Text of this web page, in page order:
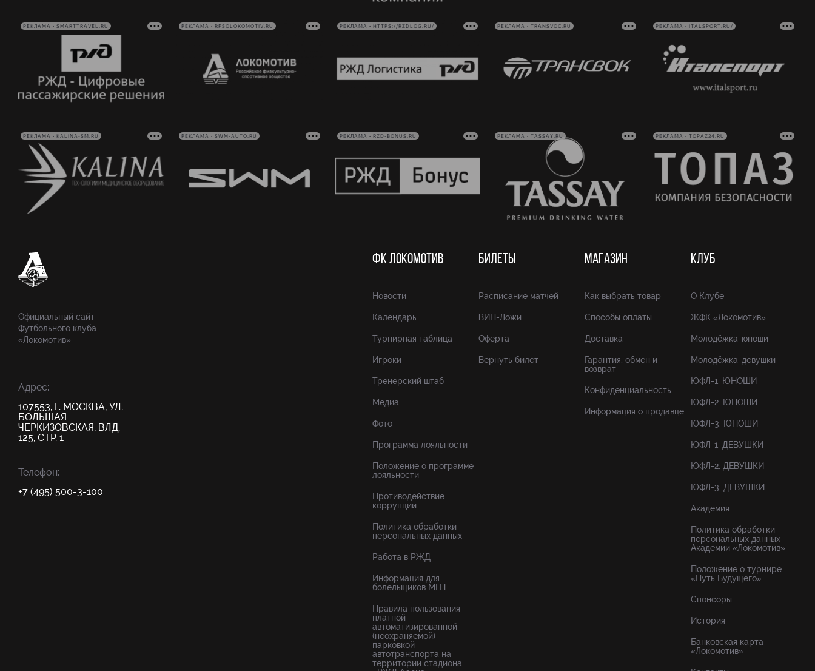
РЕКЛАМА • SMARTTRAVEL.RU РЕКЛАМА • RFSOLOKOMOTIV.RU РЕКЛАМА • HTTPS://RZDLOG.RU/ РЕКЛАМА • TRANSVOC.RU РЕКЛАМА • ITALSPORT.RU/
РЕКЛАМА • KALINA-SM.RU РЕКЛАМА • SWM-AUTO.RU РЕКЛАМА • RZD-BONUS.RU РЕКЛАМА • TASSAY.RU РЕКЛАМА • TOPAZ24.RU
Официальный сайт
Футбольного клуба
«Локомотив»
Адрес:
107553, Г. МОСКВА, УЛ.
БОЛЬШАЯ
ЧЕРКИЗОВСКАЯ, ВЛД.
125, СТР. 1
Телефон:
+7 (495) 500-3-100
ФК ЛОКОМОТИВ
Новости
Календарь
Турнирная таблица
Игроки
Тренерский штаб
Медиа
Фото
Программа лояльности
Положение о программе
лояльности
Противодействие
коррупции
Политика обработки
персональных данных
Работа в РЖД
Информация для
болельщиков МГН
Правила пользования
платной
автоматизированной
(неохраняемой)
парковкой
автотранспорта на
территории стадиона
БИЛЕТЫ
Расписание матчей
ВИП-Ложи
Оферта
Вернуть билет
МАГАЗИН
Как выбрать товар
Способы оплаты
Доставка
Гарантия, обмен и
возврат
Конфиденциальность
Информация о продавце
КЛУБ
О Клубе
ЖФК «Локомотив»
Молодёжка-юноши
Молодёжка-девушки
ЮФЛ-1. ЮНОШИ
ЮФЛ-2. ЮНОШИ
ЮФЛ-3. ЮНОШИ
ЮФЛ-1. ДЕВУШКИ
ЮФЛ-2. ДЕВУШКИ
ЮФЛ-3. ДЕВУШКИ
Академия
Политика обработки
персональных данных
Академии «Локомотив»
Положение о турнире
«Путь Будущего»
Спонсоры
История
Банковская карта
«Локомотив»